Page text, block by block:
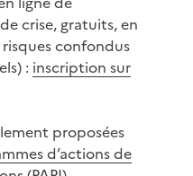
crise, gratuits, en
confondus
: inscription sur
proposées
d’actions de